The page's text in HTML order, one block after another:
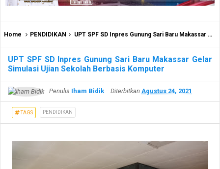
Home PENDIDIKAN UPT SPF SD Inpres Gunung Sari Baru Makassar Gelar Simulasi Ujian Sekolah Berbasis Komputer
UPT SPF SD Inpres Gunung Sari Baru Makassar Gelar
Simulasi Ujian Sekolah Berbasis Komputer
Penulis Iham Bidik Diterbitkan Agustus 24, 2021
TAGS PENDIDIKAN